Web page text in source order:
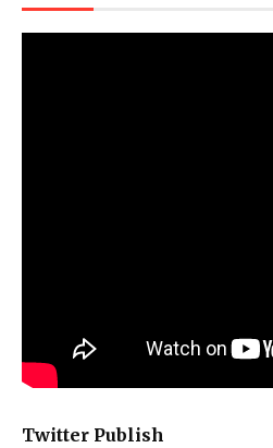
Twitter Publish